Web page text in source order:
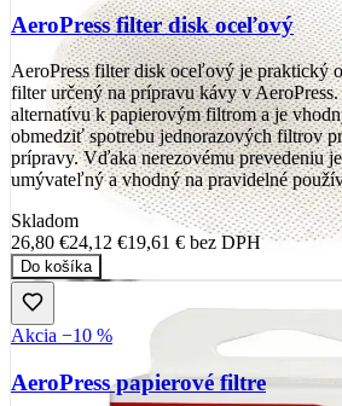
AeroPress filter disk oceľový
AeroPress filter disk oceľový je praktický
filter určený na prípravu kávy v
alternatívu k papierovým filtrom a je
obmedziť spotrebu jednorazových filtrov
prípravy. Vďaka nerezovému prevedeniu
umývateľný a vhodný na pravidelné
Skladom
26,80 €24,12 €19,61 € bez DPH
Do košíka
Akcia −10 %
AeroPress papierové filtre